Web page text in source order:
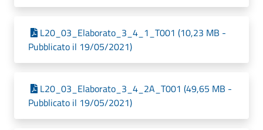
L20_03_Elaborato_3_4_1_T001 (10,23 MB -
Pubblicato il 19/05/2021)
L20_03_Elaborato_3_4_2A_T001 (49,65 MB -
Pubblicato il 19/05/2021)